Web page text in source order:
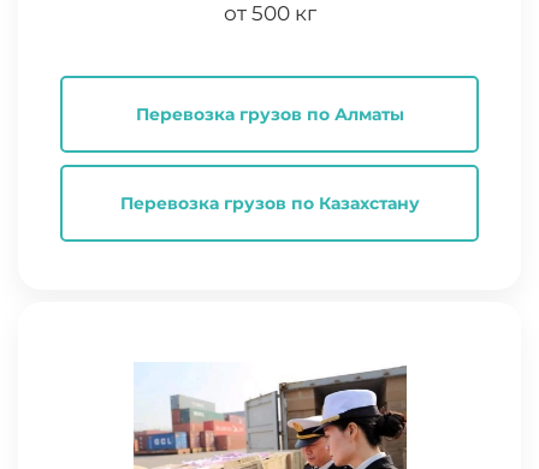
от 500 кг
Перевозка грузов по Алматы
Перевозка грузов по Казахстану